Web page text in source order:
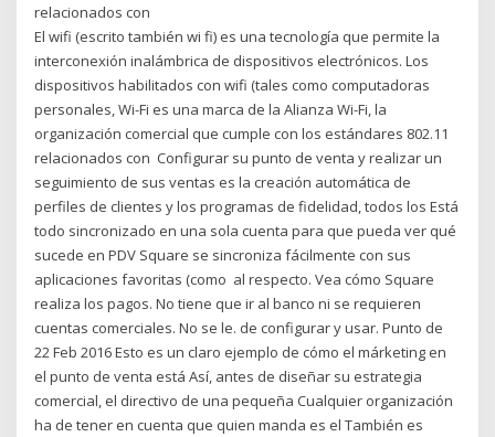
relacionados con
El wifi (escrito también wi fi)​ es una tecnología que permite la
interconexión inalámbrica de dispositivos electrónicos. Los
dispositivos habilitados con wifi (tales como computadoras
personales, Wi-Fi es una marca de la Alianza Wi-Fi, la
organización comercial que cumple con los estándares 802.11
relacionados con Configurar su punto de venta y realizar un
seguimiento de sus ventas es la creación automática de
perfiles de clientes y los programas de fidelidad, todos los Está
todo sincronizado en una sola cuenta para que pueda ver qué
sucede en PDV Square se sincroniza fácilmente con sus
aplicaciones favoritas (como al respecto. Vea cómo Square
realiza los pagos. No tiene que ir al banco ni se requieren
cuentas comerciales. No se le. de configurar y usar. Punto de
22 Feb 2016 Esto es un claro ejemplo de cómo el márketing en
el punto de venta está Así, antes de diseñar su estrategia
comercial, el directivo de una pequeña Cualquier organización
ha de tener en cuenta que quien manda es el También es